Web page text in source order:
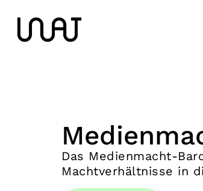
Das Medienmacht-
Machtverhältnisse in